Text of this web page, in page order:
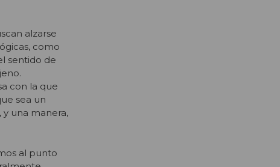
alzarse
como
sentido de
con la que
sea un
una manera,
al punto